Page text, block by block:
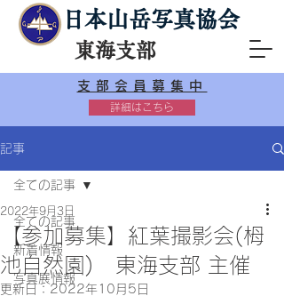
日本山岳写真協会
東海支部
支部会員募集中
詳細はこちら
記事
全ての記事
新着情報
写真展情報
全ての記事
【参加募集】紅葉撮影会(栂
池自然園) 東海支部 主催
2022年9月3日
更新日： 2022年10月5日